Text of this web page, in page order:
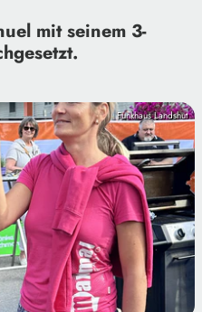
mit seinem 3-
Funkhaus Landshut